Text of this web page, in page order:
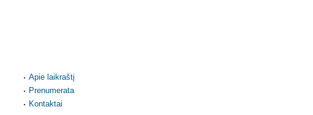
Apie laikraštį
Prenumerata
Kontaktai